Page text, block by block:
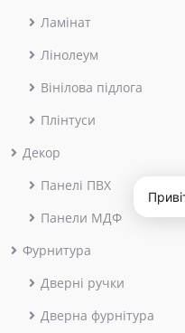
Ламінат
Лінолеум
Вінілова підлога
Плінтуси
Декор
Панелі ПВХ
Панели МДФ
Фурнитура
Дверні ручки
Дверна фурнітура